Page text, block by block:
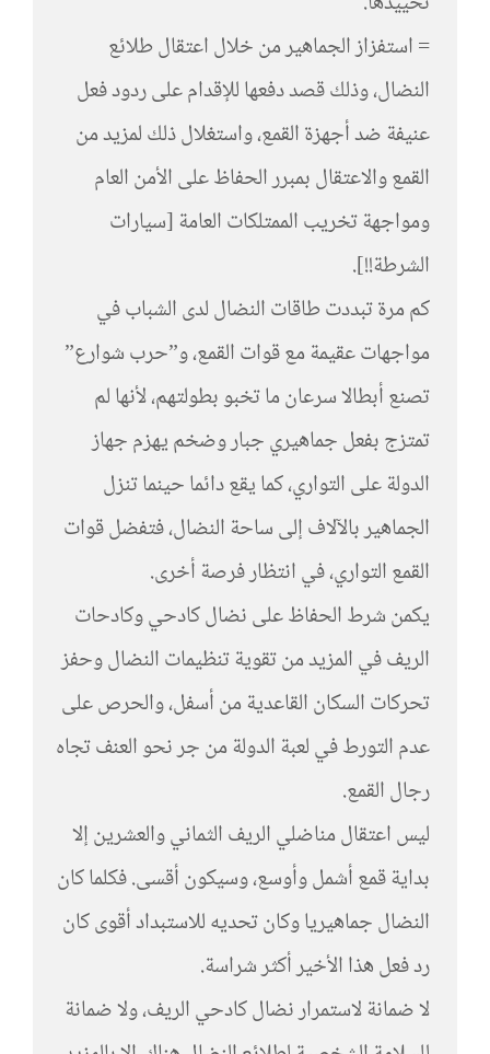
= استفزاز الجماهير من خلال اعتقال طلائع
النضال، وذلك قصد دفعها للإقدام على ردود فعل
عنيفة ضد أجهزة القمع، واستغلال ذلك لمزيد من
القمع والاعتقال بمبرر الحفاظ على الأمن العام
ومواجهة تخريب الممتلكات العامة [سيارات
الشرطة!!].
كم مرة تبددت طاقات النضال لدى الشباب في
مواجهات عقيمة مع قوات القمع، و”حرب شوارع”
تصنع أبطالا سرعان ما تخبو بطولتهم، لأنها لم
تمتزج بفعل جماهيري جبار وضخم يهزم جهاز
الدولة على التواري، كما يقع دائما حينما تنزل
الجماهير بالآلاف إلى ساحة النضال، فتفضل قوات
القمع التواري، في انتظار فرصة أخرى.
يكمن شرط الحفاظ على نضال كادحي وكادحات
الريف في المزيد من تقوية تنظيمات النضال وحفز
تحركات السكان القاعدية من أسفل، والحرص على
عدم التورط في لعبة الدولة من جر نحو العنف تجاه
رجال القمع.
ليس اعتقال مناضلي الريف الثماني والعشرين إلا
بداية قمع أشمل وأوسع، وسيكون أقسى. فكلما كان
النضال جماهيريا وكان تحديه للاستبداد أقوى كان
رد فعل هذا الأخير أكثر شراسة.
لا ضمانة لاستمرار نضال كادحي الريف، ولا ضمانة